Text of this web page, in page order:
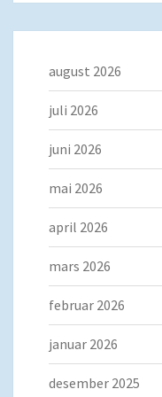
august 2026
juli 2026
juni 2026
mai 2026
april 2026
mars 2026
februar 2026
januar 2026
desember 2025